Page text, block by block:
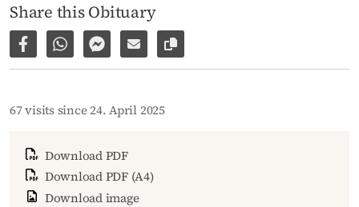
Share this Obituary
Share on Facebook
Share via WhatsApp
Share via Facebook Messenger
Share via E-Mail
Copy link to page
67 visits since 24. April 2025
Download PDF
Download PDF (A4)
Download image